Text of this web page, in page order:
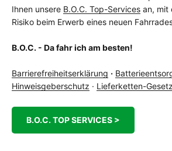
Ihnen unsere B.O.C. Top-Services an, mit
Risiko beim Erwerb eines neuen
B.O.C. - Da fahr ich am besten!
Barrierefreiheitserklärung ·
Hinweisgeberschutz · Lieferketten-Gesetz
B.O.C. TOP SERVICES >